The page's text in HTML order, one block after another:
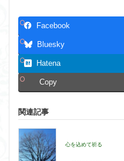
Facebook
Bluesky
Hatena
Copy
関連記事
心を込めて祈る